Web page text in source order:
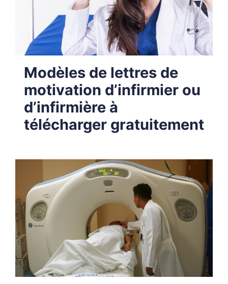
Modèles de lettres de
motivation d’infirmier ou
d’infirmière à
télécharger gratuitement